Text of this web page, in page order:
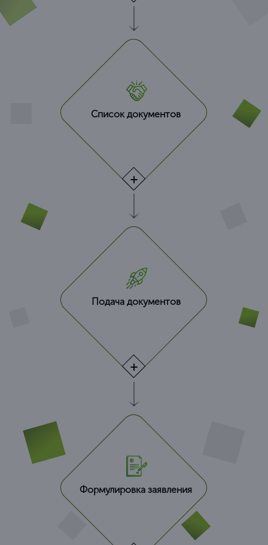
Список документов
Подача документов
Формулировка заявления